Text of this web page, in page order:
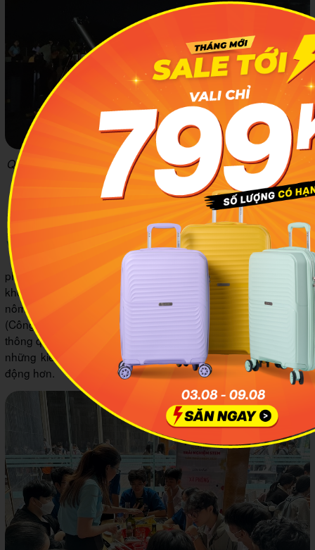
Quan sát cả Vũ trụ từ kính thiên văn của Trung tâm Khám phá
Khoa học Quy Nhơn
5 Một số hoạt động khác tại trung tâm
Khám phá Khoa học Quy Nhơn
Bên cạnh các phòng theo chủ đề thì trung tâm Khám
phá Khoa học Quy Nhơn còn có tổ chức nhiều tour trải nghiệm
khoa học cho mọi lứa tuổi và chương trình STEM. Có thể hiểu
nôm na STEM được viết tắt từ Science (Khoa học), Technology
(Công nghệ), Engineering (Kỹ thuật) và Math (Toán học),
thông qua chương trình này các em sẽ có cơ hội học hỏi được
những kiến thức mới thông qua phương pháp trực quan sinh
động hơn.